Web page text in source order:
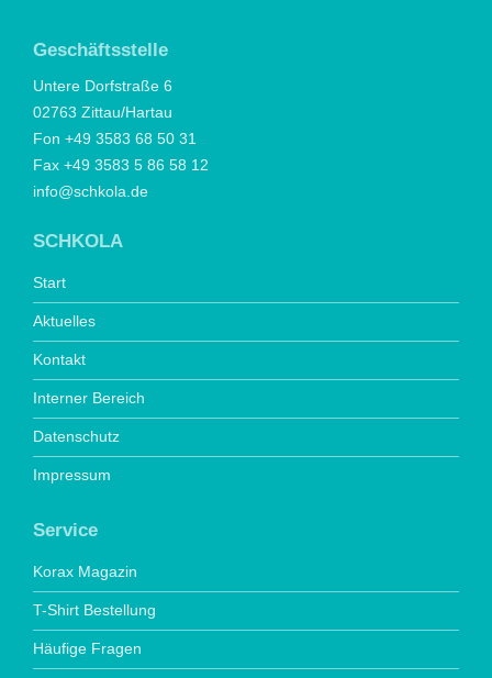
Geschäftsstelle
Untere Dorfstraße 6
02763 Zittau/Hartau
Fon +49 3583 68 50 31
Fax +49 3583 5 86 58 12
info@schkola.de
SCHKOLA
Start
Aktuelles
Kontakt
Interner Bereich
Datenschutz
Impressum
Service
Korax Magazin
T-Shirt Bestellung
Häufige Fragen